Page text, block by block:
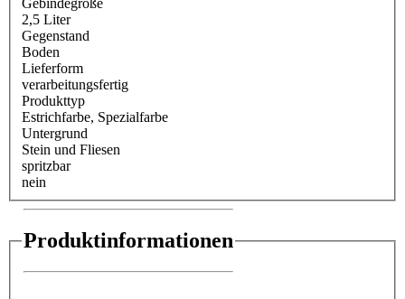
Gebindegröße
2,5 Liter
Gegenstand
Boden
Lieferform
verarbeitungsfertig
Produkttyp
Estrichfarbe, Spezialfarbe
Untergrund
Stein und Fliesen
spritzbar
nein
Produktinformationen